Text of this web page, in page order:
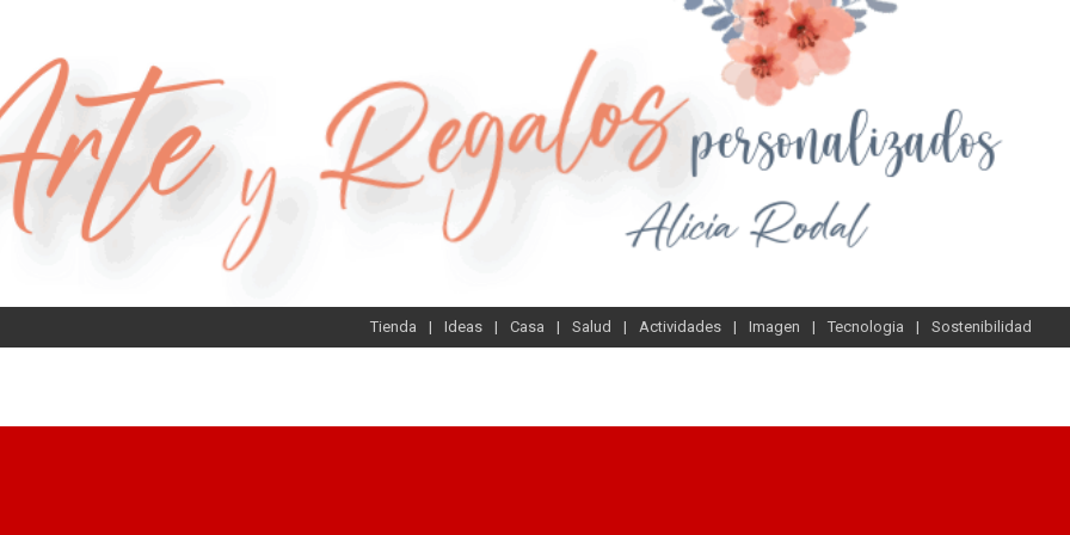
Tienda Ideas Casa Salud Actividades Imagen Tecnologia Sostenibilidad